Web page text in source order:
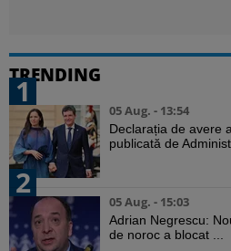
TRENDING
1
05 Aug. - 13:54
Declarația de avere
publicată de
2
05 Aug. - 15:03
Adrian Negrescu:
de noroc a blocat ...